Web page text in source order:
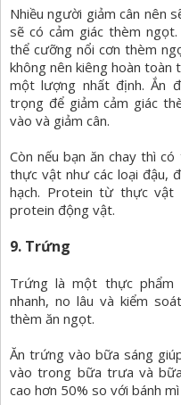
Nhiều người giảm cân nên
sẽ có cảm giác thèm
thể cưỡng nổi cơn thèm
không nên kiêng hoàn toàn
một lượng nhất định. Ắn
trọng để giảm cảm giác
vào và giảm cân.
Còn nếu bạn ăn chay thì
thực vật như các loại đậu,
hạch. Protein từ thực
protein động vật.
9. Trứng
Trứng là một thực
nhanh, no lâu và kiểm
thèm ăn ngọt.
Ăn trứng vào bữa sáng
vào trong bữa trưa và
cao hơn 50% so với bánh